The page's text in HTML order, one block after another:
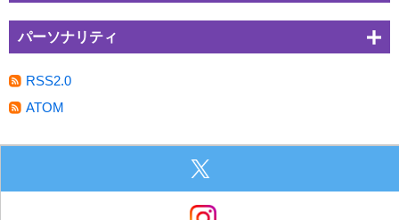
パーソナリティ
RSS2.0
ATOM